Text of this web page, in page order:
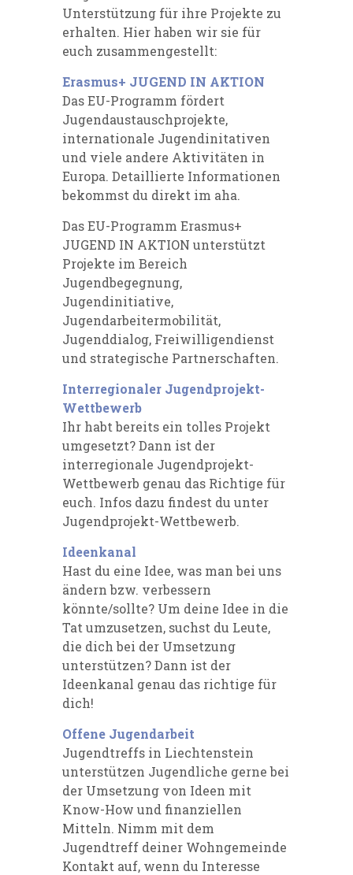
Unterstützung für ihre Projekte zu
erhalten. Hier haben wir sie für
euch zusammengestellt:
Erasmus+ JUGEND IN AKTION
Das EU-Programm fördert
Jugendaustauschprojekte,
internationale Jugendinitativen
und viele andere Aktivitäten in
Europa. Detaillierte Informationen
bekommst du direkt im aha.
Das EU-Programm Erasmus+
JUGEND IN AKTION unterstützt
Projekte im Bereich
Jugendbegegnung,
Jugendinitiative,
Jugendarbeitermobilität,
Jugenddialog, Freiwilligendienst
und strategische Partnerschaften.
Interregionaler Jugendprojekt-
Wettbewerb
Ihr habt bereits ein tolles Projekt
umgesetzt? Dann ist der
interregionale Jugendprojekt-
Wettbewerb genau das Richtige für
euch. Infos dazu findest du unter
Jugendprojekt-Wettbewerb.
Ideenkanal
Hast du eine Idee, was man bei uns
ändern bzw. verbessern
könnte/sollte? Um deine Idee in die
Tat umzusetzen, suchst du Leute,
die dich bei der Umsetzung
unterstützen? Dann ist der
Ideenkanal genau das richtige für
dich!
Offene Jugendarbeit
Jugendtreffs in Liechtenstein
unterstützen Jugendliche gerne bei
der Umsetzung von Ideen mit
Know-How und finanziellen
Mitteln. Nimm mit dem
Jugendtreff deiner Wohngemeinde
Kontakt auf, wenn du Interesse